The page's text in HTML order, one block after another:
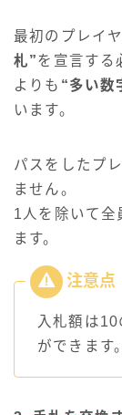
最初のプレイ
札”を宣言する
よりも “多い数
います。
パスをしたプ
ません。
1人を除いて全
ます。
入札額は
ができます。